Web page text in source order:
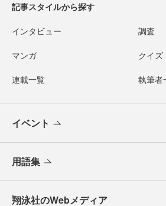
記事スタイルから探す
インタビュー 調査
マンガ クイズ
連載一覧 執筆者
イベント
用語集
翔泳社のWebメディア